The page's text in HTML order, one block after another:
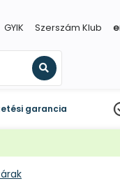
GYIK Szerszám Klub
Keresés
garancia